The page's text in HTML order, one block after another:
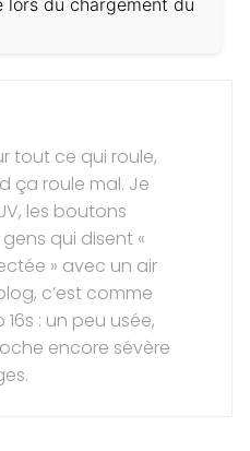
tout ce qui roule,
ça roule mal. Je
les boutons
qui disent «
» avec un air
c’est comme
16s : un peu usée,
encore sévère